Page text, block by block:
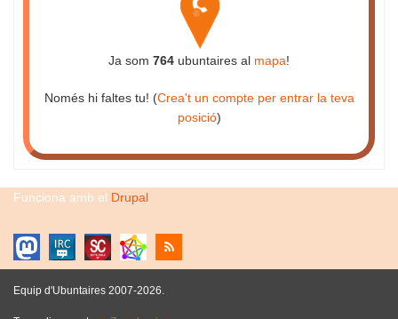
Ja som 764 ubuntaires al mapa!
Només hi faltes tu! (Crea't un compte per entrar la teva
posició)
Funciona amb el Drupal
Equip d'Ubuntaires 2007-2026.